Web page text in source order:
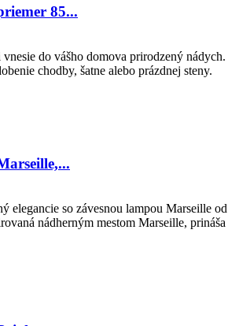
85...
do vášho domova prirodzený nádych.
chodby, šatne alebo prázdnej steny.
elegancie so závesnou lampou Marseille od
nádherným mestom Marseille, prináša